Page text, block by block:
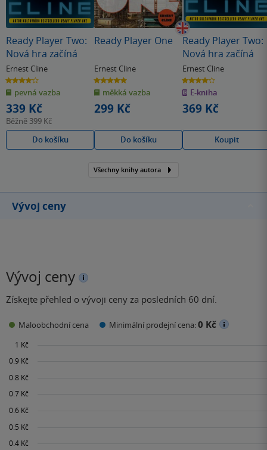
Ready Player Two:
Nová hra začíná
Ernest Cline
4.1
z
5
hvězdiček
pevná vazba
339 Kč
Běžně 399 Kč
Do košíku
Ready Player One
Ernest Cline
5.0
z
5
hvězdiček
měkká vazba
299 Kč
Do košíku
Ready Player Two:
Nová hra začíná
Ernest Cline
4.1
z
5
hvězdiček
E-kniha
369 Kč
Koupit
Všechny knihy autora
Vývoj ceny
Vývoj ceny
Získejte přehled o vývoji ceny za posledních 60 dní.
Maloobchodní cena Minimální prodejní cena:0 Kč